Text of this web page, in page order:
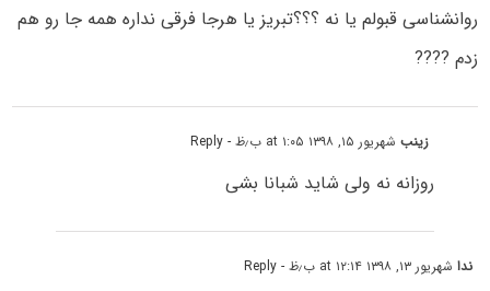
روانشناسی قبولم یا نه ؟؟؟تبریز یا هرجا فرقی نداره همه جا رو هم
زدم ????
زینبشهریور ۱۵, ۱۳۹۸ at ۱:۰۵ ب٫ظ - Reply
روزانه نه ولی شاید شبانا بشی
نداشهریور ۱۳, ۱۳۹۸ at ۱۲:۱۴ ب٫ظ - Reply